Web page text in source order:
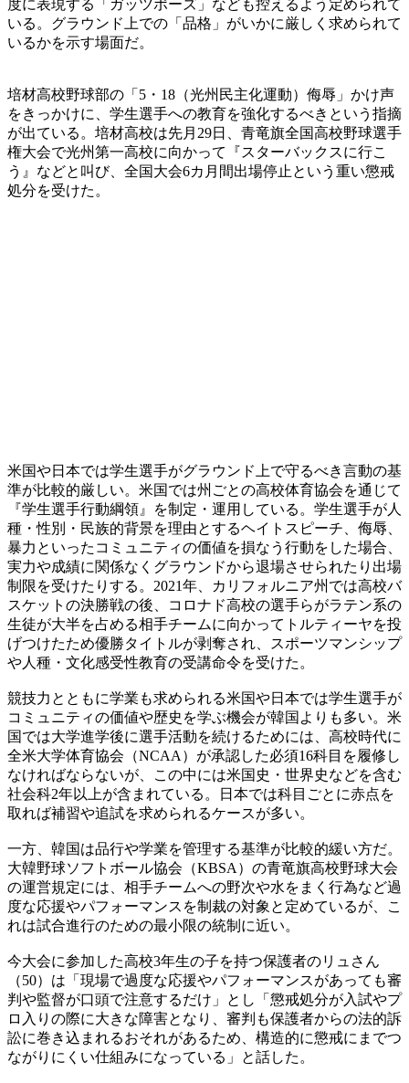
度に表現する「ガッツポーズ」なども控えるよう定められて
いる。グラウンド上での「品格」がいかに厳しく求められて
いるかを示す場面だ。
培材高校野球部の「5・18（光州民主化運動）侮辱」かけ声
をきっかけに、学生選手への教育を強化するべきという指摘
が出ている。培材高校は先月29日、青竜旗全国高校野球選手
権大会で光州第一高校に向かって『スターバックスに行こ
う』などと叫び、全国大会6カ月間出場停止という重い懲戒
処分を受けた。
米国や日本では学生選手がグラウンド上で守るべき言動の基
準が比較的厳しい。米国では州ごとの高校体育協会を通じて
『学生選手行動綱領』を制定・運用している。学生選手が人
種・性別・民族的背景を理由とするヘイトスピーチ、侮辱、
暴力といったコミュニティの価値を損なう行動をした場合、
実力や成績に関係なくグラウンドから退場させられたり出場
制限を受けたりする。2021年、カリフォルニア州では高校バ
スケットの決勝戦の後、コロナド高校の選手らがラテン系の
生徒が大半を占める相手チームに向かってトルティーヤを投
げつけたため優勝タイトルが剥奪され、スポーツマンシップ
や人種・文化感受性教育の受講命令を受けた。
競技力とともに学業も求められる米国や日本では学生選手が
コミュニティの価値や歴史を学ぶ機会が韓国よりも多い。米
国では大学進学後に選手活動を続けるためには、高校時代に
全米大学体育協会（NCAA）が承認した必須16科目を履修し
なければならないが、この中には米国史・世界史などを含む
社会科2年以上が含まれている。日本では科目ごとに赤点を
取れば補習や追試を求められるケースが多い。
一方、韓国は品行や学業を管理する基準が比較的緩い方だ。
大韓野球ソフトボール協会（KBSA）の青竜旗高校野球大会
の運営規定には、相手チームへの野次や水をまく行為など過
度な応援やパフォーマンスを制裁の対象と定めているが、こ
れは試合進行のための最小限の統制に近い。
今大会に参加した高校3年生の子を持つ保護者のリュさん
（50）は「現場で過度な応援やパフォーマンスがあっても審
判や監督が口頭で注意するだけ」とし「懲戒処分が入試やプ
ロ入りの際に大きな障害となり、審判も保護者からの法的訴
訟に巻き込まれるおそれがあるため、構造的に懲戒にまでつ
ながりにくい仕組みになっている」と話した。